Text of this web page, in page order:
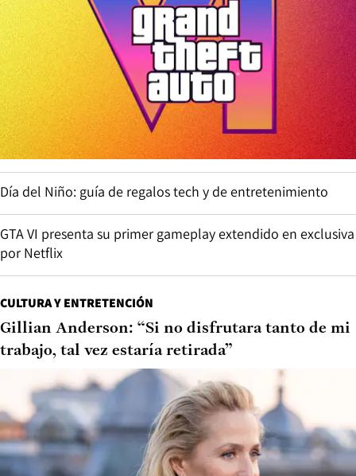
Día del Niño: guía de regalos tech y de entretenimiento
GTA VI presenta su primer gameplay extendido en exclusiva
por Netflix
CULTURA Y ENTRETENCIÓN
Gillian Anderson: “Si no disfrutara tanto de mi
trabajo, tal vez estaría retirada”